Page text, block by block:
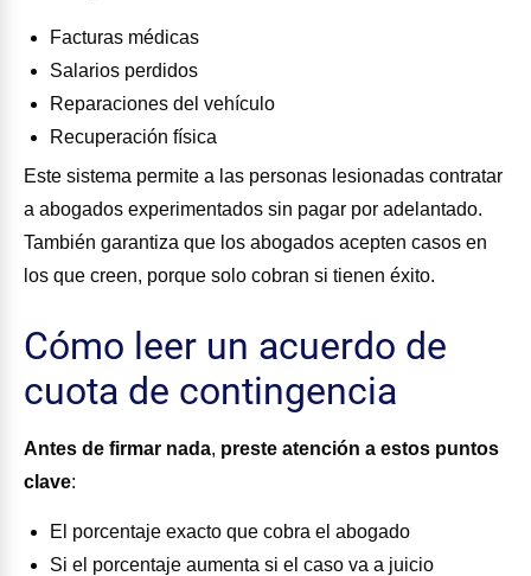
Facturas médicas
Salarios perdidos
Reparaciones del vehículo
Recuperación física
Este sistema permite a las personas lesionadas contratar
a abogados experimentados sin pagar por adelantado.
También garantiza que los abogados acepten casos en
los que creen, porque solo cobran si tienen éxito.
Cómo leer un acuerdo de
cuota de contingencia
Antes de firmar nada, preste atención a estos puntos
clave:
El porcentaje exacto que cobra el abogado
Si el porcentaje aumenta si el caso va a juicio